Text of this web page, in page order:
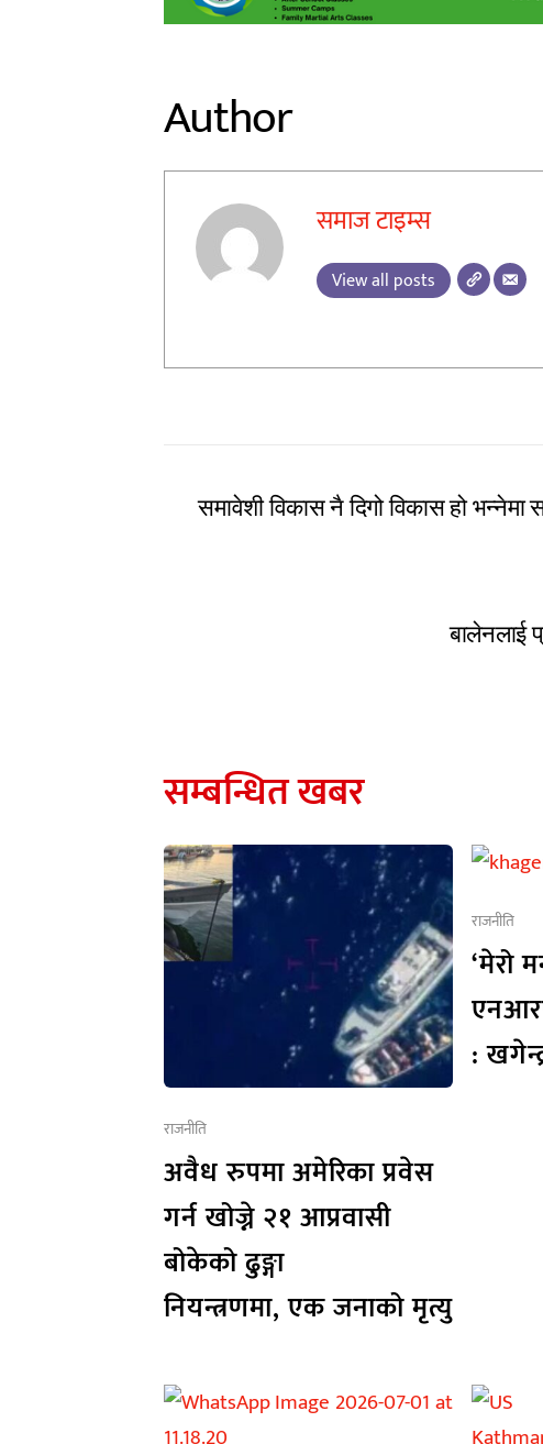
Author
समाज टाइम्स
View all posts
समावेशी विकास नै दिगो विकास हो भन्नेमा
बालेनलाई
सम्बन्धित खबर
राजनीति
अवैध रुपमा अमेरिका प्रवेस
गर्न खोज्ने २१ आप्रवासी
बोकेको ढुङ्गा
नियन्त्रणमा, एक जनाको मृत्यु
राजनीति
‘मेरो
: